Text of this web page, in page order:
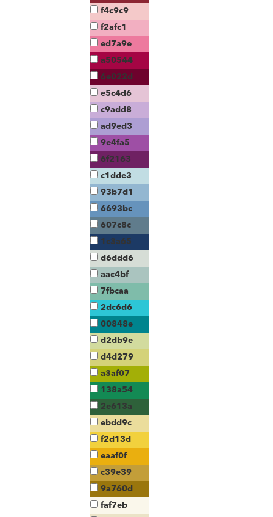
f4c9c9
f2afc1
ed7a9e
a50544
6e022d
e5c4d6
c9add8
ad9ed3
9e4fa5
6f2163
c1dde3
93b7d1
6693bc
607c8c
1c3a65
d6ddd6
aac4bf
7fbcaa
2dc6d6
00848e
d2db9e
d4d279
a3af07
138a54
2e613a
ebdd9c
f2d13d
eaaf0f
c39e39
9a760d
faf7eb